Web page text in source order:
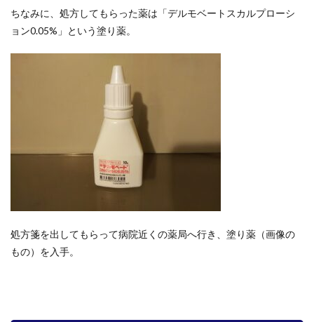
ちなみに、処方してもらった薬は「デルモベートスカルプローシ
ョン0.05%」という塗り薬。
処方箋を出してもらって病院近くの薬局へ行き、塗り薬（画像の
もの）を入手。